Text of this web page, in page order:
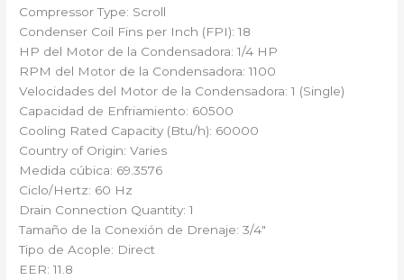
Compressor Type: Scroll
Condenser Coil Fins per Inch (FPI): 18
HP del Motor de la Condensadora: 1/4 HP
RPM del Motor de la Condensadora: 1100
Velocidades del Motor de la Condensadora: 1 (Single)
Capacidad de Enfriamiento: 60500
Cooling Rated Capacity (Btu/h): 60000
Country of Origin: Varies
Medida cúbica: 69.3576
Ciclo/Hertz: 60 Hz
Drain Connection Quantity: 1
Tamaño de la Conexión de Drenaje: 3/4″
Tipo de Acople: Direct
EER: 11.8